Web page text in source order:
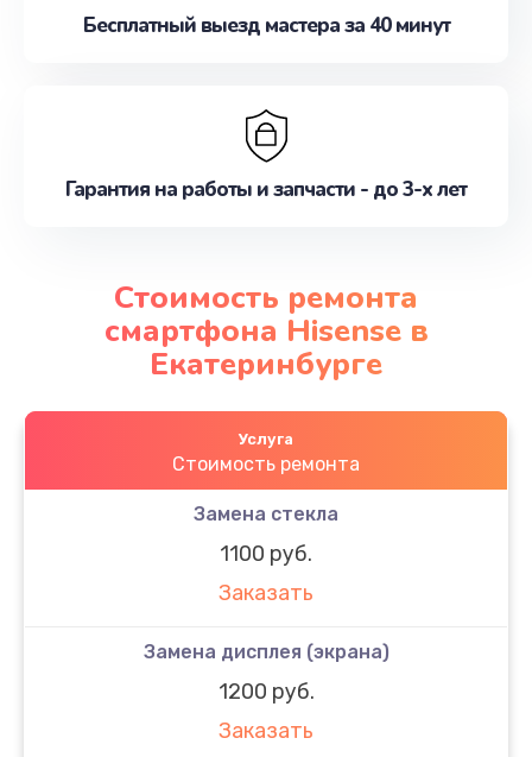
Бесплатный выезд мастера за 40 минут
Гарантия на работы и запчасти - до 3-х лет
Стоимость ремонта
смартфона Hisense в
Екатеринбурге
Услуга
Стоимость ремонта
Замена стекла
1100 руб.
Заказать
Замена дисплея (экрана)
1200 руб.
Заказать